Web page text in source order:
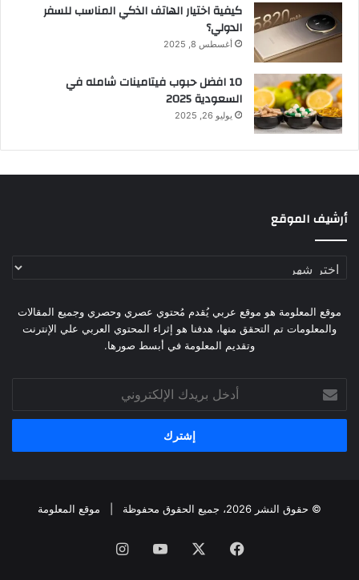
كيفية اختيار الهاتف الذكي المناسب للسفر
الدولي؟
أغسطس 8, 2025
10 افضل حبوب فيتامينات شامله​ في
السعودية 2025
يوليو 26, 2025
أرشيف الموقع
أرشيف
موقع المعلومة هو موقع عربي يُقدم مُحتوي عصري وحصري وجميع المقالات
والمعلومات تم التحقق منها، هدفنا هو إثراء المحتوي العربي علي الإنترنت
وتقديم المعلومة في أبسط صورها.
بريدك
الإلكتروني
© حقوق النشر 2026، جميع الحقوق محفوظة | موقع المعلومة
فيسبوك يوتيوبانستقرام